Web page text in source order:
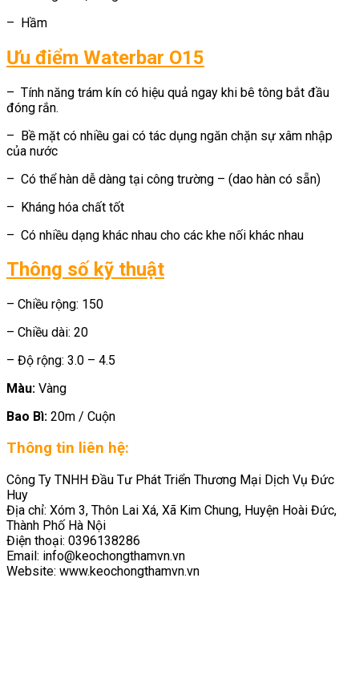
– Hầm
Ưu điểm Waterbar O15
– Tính năng trám kín có hiệu quả ngay khi bê tông bắt đầu
đóng rắn.
– Bề mặt có nhiều gai có tác dụng ngăn chặn sự xâm nhập
của nước
– Có thể hàn dễ dàng tại công trường – (dao hàn có sẵn)
– Kháng hóa chất tốt
– Có nhiều dạng khác nhau cho các khe nối khác nhau
Thông số kỹ thuật
– Chiều rộng: 150
– Chiều dài: 20
– Độ rộng: 3.0 – 4.5
Màu: Vàng
Bao Bì: 20m / Cuộn
Thông tin liên hệ:
Công Ty TNHH Đầu Tư Phát Triển Thương Mại Dịch Vụ Đức
Huy
Địa chỉ: Xóm 3, Thôn Lai Xá, Xã Kim Chung, Huyện Hoài Đức,
Thành Phố Hà Nội
Điện thoại: 0396138286
Email: info@keochongthamvn.vn
Website: www.keochongthamvn.vn